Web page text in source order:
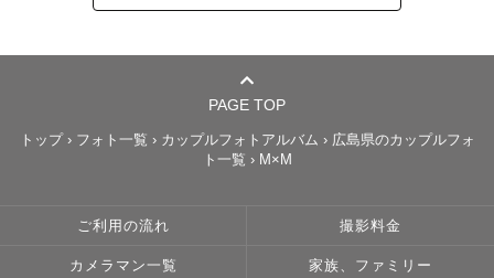
ある日、プロのカメラマンさんに撮って頂ける機会があり
ました。その時初めて、「撮ってもらうってこんなに楽し
いんだ！」と、心から感動しました。また、その写真を通
して自分を少し好きになれました。それから私もこんな感
て、写真を通してもっと自分を好きになってもらいたい！
PAGE TOP
トップ› フォト一覧 › カップルフォトアルバム › 広島県のカップルフォ
ト一覧 › M×M
ご利用の流れ 撮影料金
カメラマン一覧 家族、ファミリー